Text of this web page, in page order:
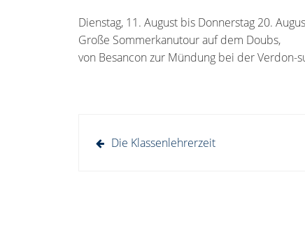
Dienstag, 11. August bis Donnerstag 20.
Große Sommerkanutour auf dem Doubs,
von Besancon zur Mündung bei der Verdon-
Beitragsnavigation
Die Klassenlehrerzeit